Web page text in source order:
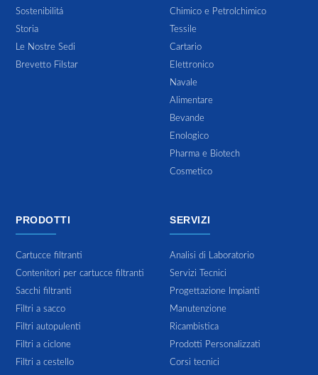
Sostenibilitá
Storia
Le Nostre Sedi
Brevetto Filstar
Chimico e Petrolchimico
Tessile
Cartario
Elettronico
Navale
Alimentare
Bevande
Enologico
Pharma e Biotech
Cosmetico
PRODOTTI
Cartucce filtranti
Contenitori per cartucce filtranti
Sacchi filtranti
Filtri a sacco
Filtri autopulenti
Filtri a ciclone
Filtri a cestello
SERVIZI
Analisi di Laboratorio
Servizi Tecnici
Progettazione Impianti
Manutenzione
Ricambistica
Prodotti Personalizzati
Corsi tecnici